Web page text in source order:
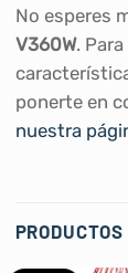
No esperes
V360W.
ponerte en
nuestra